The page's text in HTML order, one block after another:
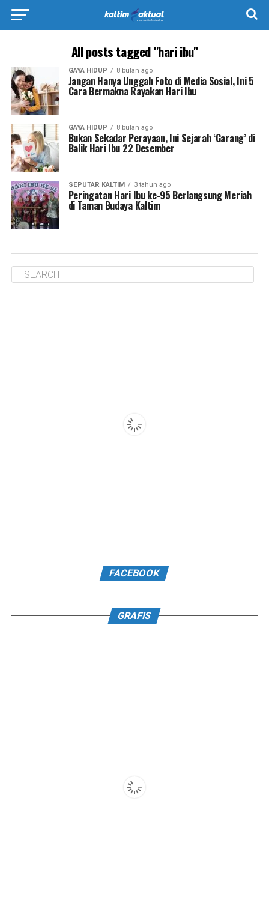
All posts tagged "hari ibu"
GAYA HIDUP 8 bulan ago
Jangan Hanya Unggah Foto di Media Sosial, Ini 5
Cara Bermakna Rayakan Hari Ibu
GAYA HIDUP 8 bulan ago
Bukan Sekadar Perayaan, Ini Sejarah ‘Garang’ di
Balik Hari Ibu 22 Desember
SEPUTAR KALTIM 3 tahun ago
Peringatan Hari Ibu ke-95 Berlangsung Meriah
di Taman Budaya Kaltim
FACEBOOK
GRAFIS